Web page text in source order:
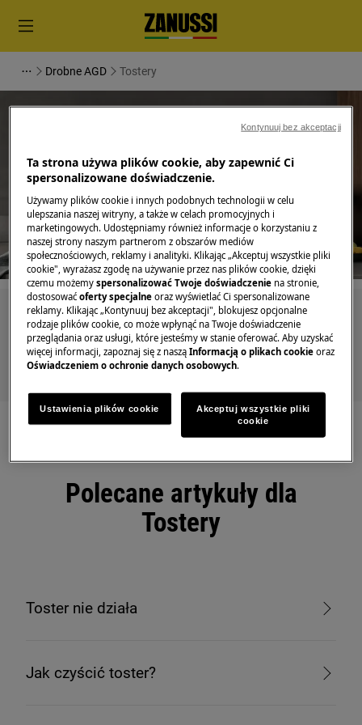
Drobne AGD Tostery
Wsparcie dla Tostery
Szukaj wśród naszych artykułów pomocy
Polecane artykuły dla
Tostery
Toster nie działa
Jak czyścić toster?
Ta strona używa plików cookie, aby zapewnić Ci
spersonalizowane doświadczenie.
Używamy plików cookie i innych podobnych technologii w celu
ulepszania naszej witryny, a także w celach promocyjnych i
marketingowych. Udostępniamy również informacje o korzystaniu z
naszej strony naszym partnerom z obszarów mediów
społecznościowych, reklamy i analityki. Klikając „Akceptuj wszystkie pliki
cookie", wyrażasz zgodę na używanie przez nas plików cookie, dzięki
czemu możemyspersonalizować Twoje doświadczenie na stronie,
dostosowaćoferty specjalne oraz wyświetlać Ci spersonalizowane
reklamy. Klikając „Kontynuuj bez akceptacji", blokujesz opcjonalne
rodzaje plików cookie, co może wpłynąć na Twoje doświadczenie
przeglądania oraz usługi, które jesteśmy w stanie oferować. Aby uzyskać
więcej informacji, zapoznaj się z nasząInformacją o plikach cookie oraz
Oświadczeniem o ochronie danych osobowych.
Ustawienia plików cookie
Akceptuj wszystkie pliki
cookie
Kontynuuj bez akceptacji